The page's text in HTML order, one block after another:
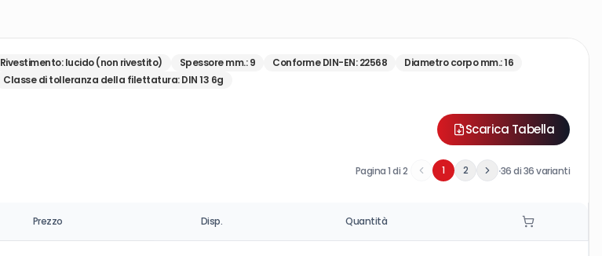
Rivestimento:lucido (non rivestito) Spessore mm.:9 Conforme DIN-EN:22568 Diametro corpo mm.:16
Classe di tolleranza della filettatura:DIN 13 6g
Scarica Tabella
Pagina1di2 1 2 ·36di36varianti
Prezzo Disp. Quantità